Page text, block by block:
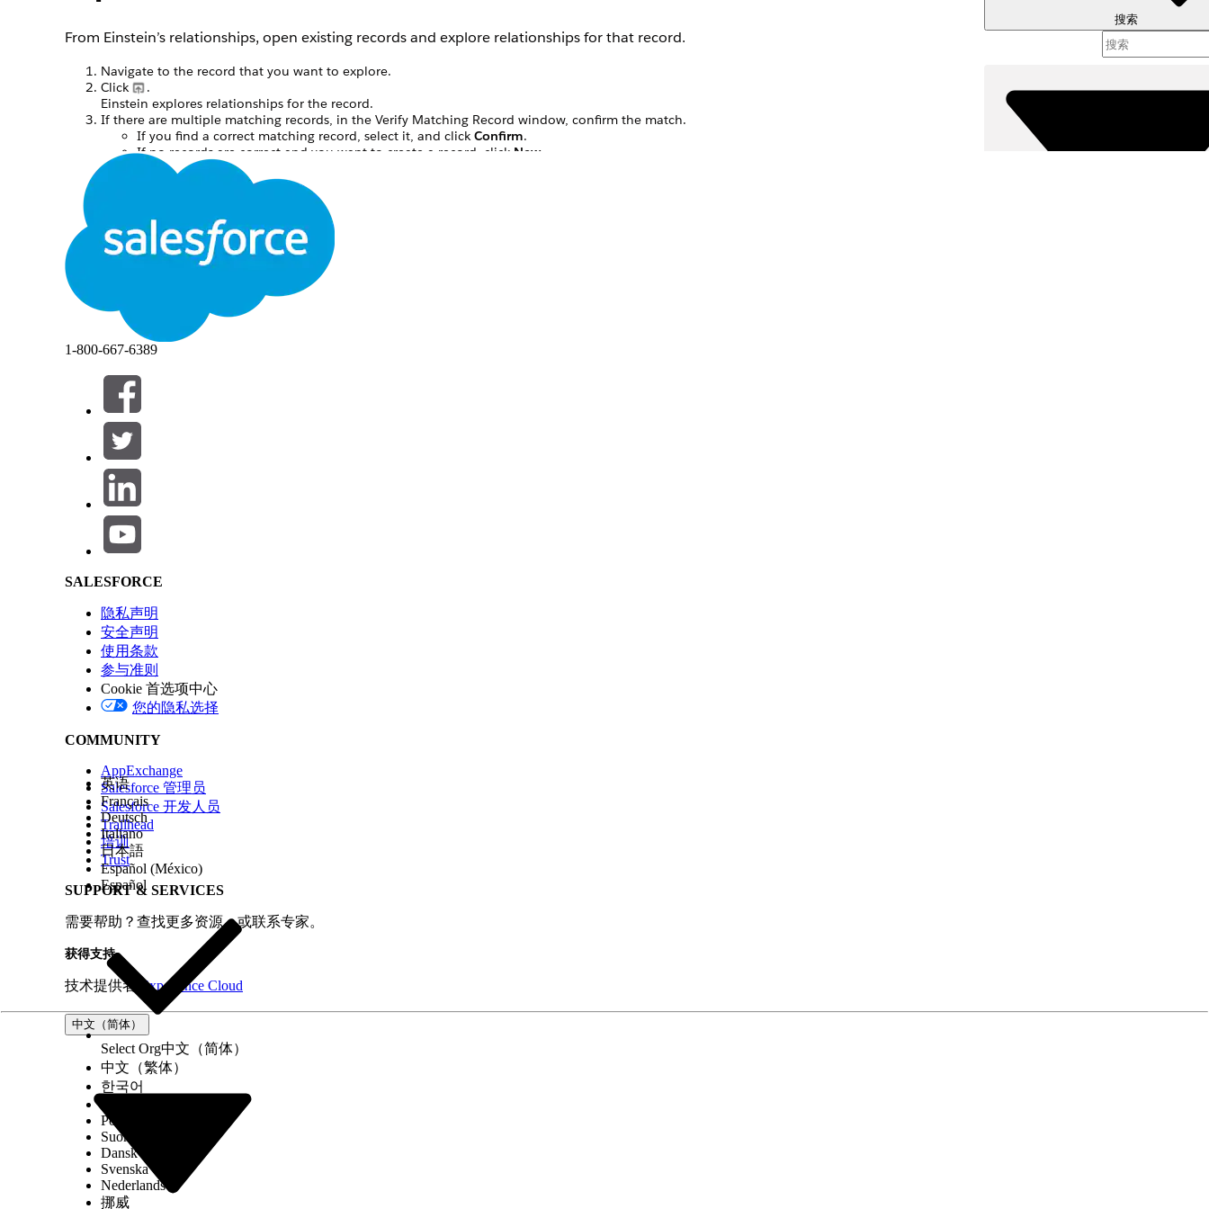
搜索
From Einstein’s relationships, open existing records and explore relationships for that record.
Navigate to the record that you want to explore.
Click
.
Einstein explores relationships for the record.
If there are multiple matching records, in the Verify Matching Record window, confirm the match.
If you find a correct matching record, select it, and click Confirm.
If no records are correct and you want to create a record, click New.
本文章是否解决您的问题？
请与我们共享您的想法，以便我们进行改进！
1-800-667-6389
SALESFORCE
隐私声明
安全声明
使用条款
参与准则
Cookie 首选项中心
您的隐私选择
COMMUNITY
AppExchange
Salesforce 管理员
Salesforce 开发人员
Trailhead
培训
Trust
SUPPORT & SERVICES
需要帮助？查找更多资源，或联系专家。
获得支持
技术提供者 Experience Cloud
中文（简体）
英语
Français
Deutsch
Italiano
日本語
Español (México)
Español
Select Org中文（简体）
中文（繁体）
한국어
Português (Brasil)
Suomi
Dansk
Svenska
Nederlands
挪威
Salesforce Help | Article